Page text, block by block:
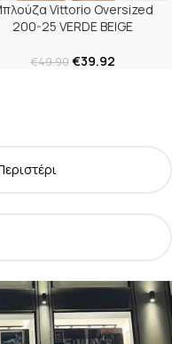
Vittorio Oversized
200-25 VERDE BEIGE
€49.90 €39.92